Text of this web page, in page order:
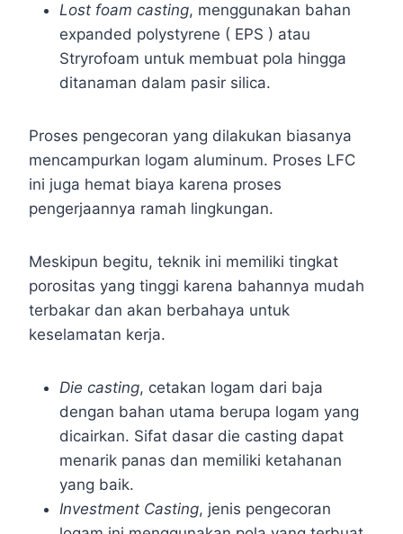
Lost foam casting, menggunakan bahan
expanded polystyrene ( EPS ) atau
Stryrofoam untuk membuat pola hingga
ditanaman dalam pasir silica.
Proses pengecoran yang dilakukan biasanya
mencampurkan logam aluminum. Proses LFC
ini juga hemat biaya karena proses
pengerjaannya ramah lingkungan.
Meskipun begitu, teknik ini memiliki tingkat
porositas yang tinggi karena bahannya mudah
terbakar dan akan berbahaya untuk
keselamatan kerja.
Die casting, cetakan logam dari baja
dengan bahan utama berupa logam yang
dicairkan. Sifat dasar die casting dapat
menarik panas dan memiliki ketahanan
yang baik.
Investment Casting, jenis pengecoran